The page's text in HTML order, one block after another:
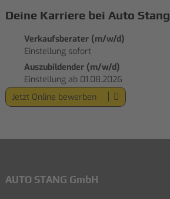
Deine Karriere bei Auto Stang
Verkaufsberater (m/w/d)
Einstellung sofort
Auszubildender (m/w/d)
Einstellung ab 01.08.2026
Jetzt Online bewerben
AUTO STANG GmbH